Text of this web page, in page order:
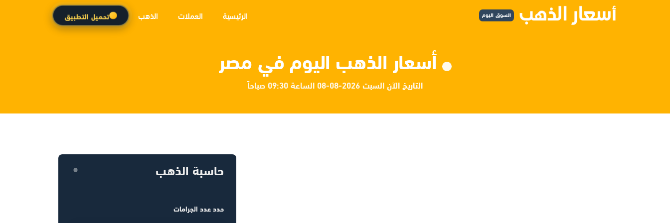
السوق اليوم الرئيسية العملات الذهب تحميل التطبيق
أسعار الذهب اليوم في مصر
التاريخ الآن السبت 2026-08-08 الساعة 09:30 صباحاً
حاسبة الذهب
حدد عدد الجرامات